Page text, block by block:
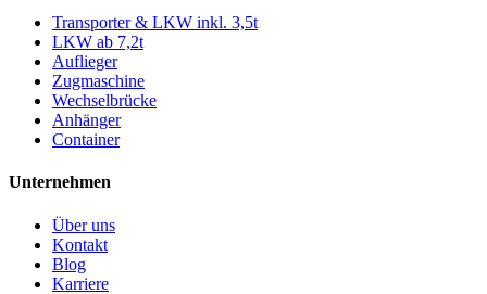
Transporter & LKW inkl. 3,5t
LKW ab 7,2t
Auflieger
Zugmaschine
Wechselbrücke
Anhänger
Container
Unternehmen
Über uns
Kontakt
Blog
Karriere